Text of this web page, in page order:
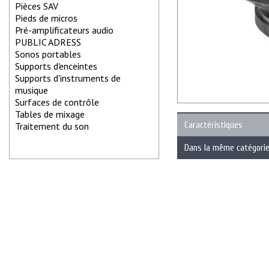
Pièces SAV
Pieds de micros
Pré-amplificateurs audio
PUBLIC ADRESS
Sonos portables
Supports d'enceintes
Supports d'instruments de
musique
Surfaces de contrôle
Tables de mixage
Traitement du son
Caractéristiques
Dans la même catégorie